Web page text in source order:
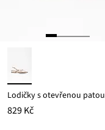
Lodičky s otevřenou patou
829 Kč